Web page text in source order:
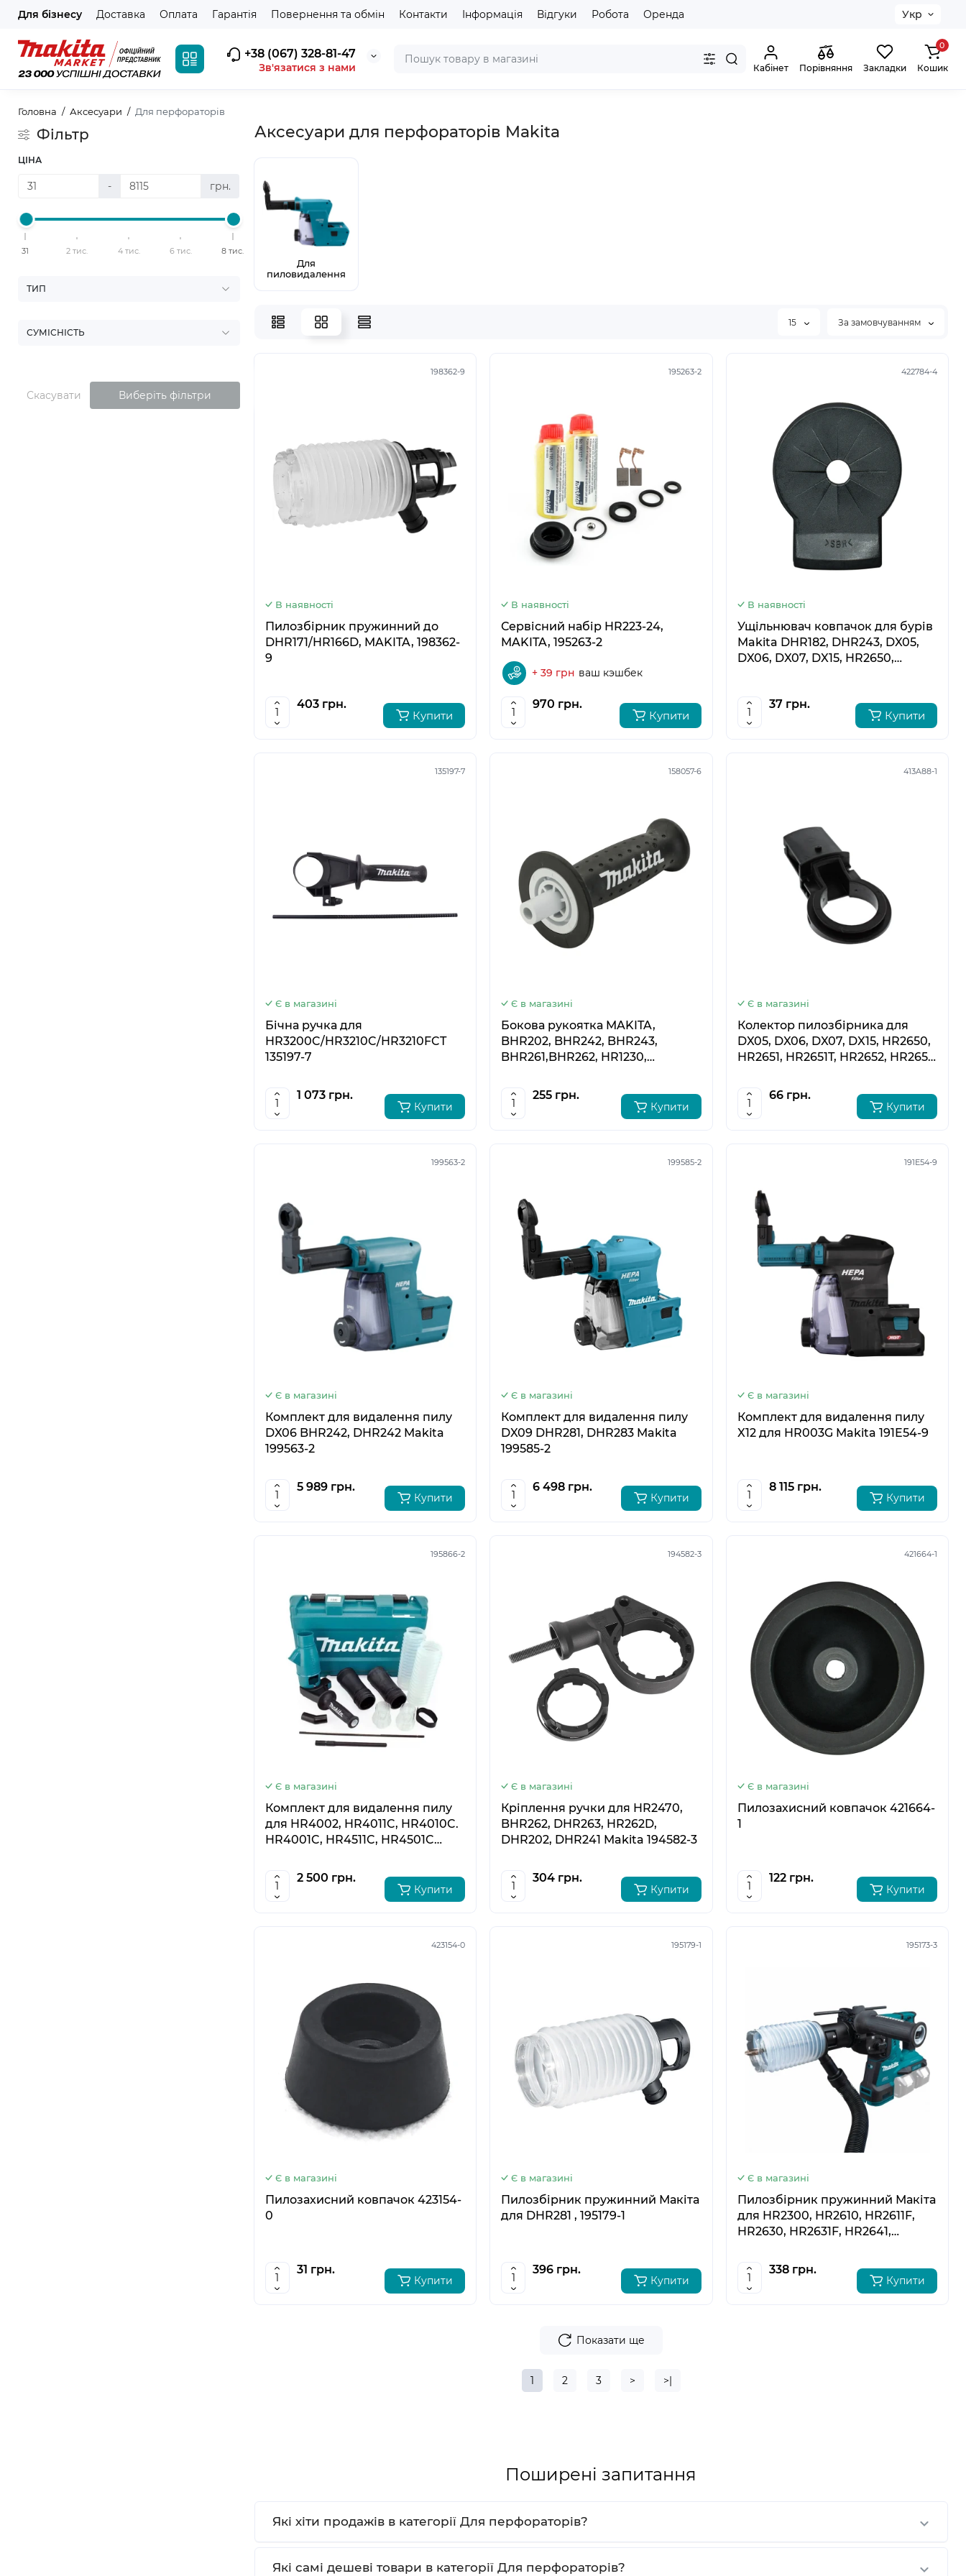
Для бізнесу Доставка Оплата Гарантія Повернення та обмін Контакти Інформація Відгуки Робота Оренда Укр
+38 (067) 328-81-47
Зв'язатися з нами Кабінет Порівняння Закладки
0
Кошик
Головна Аксесуари Для перфораторів
Фільтр
ЦІНА
- грн.
31 2 тис. 4 тис. 6 тис. 8 тис.
ТИП
СУМІСНІСТЬ
Скасувати Виберіть фільтри
Аксесуари для перфораторів Makita
Для
пиловидалення
15 За замовчуванням
198362-9
В наявності
Пилозбірник пружинний до
DHR171/HR166D, MAKITA, 198362-
9
403 грн.
Купити
195263-2
В наявності
Сервісний набір HR223-24,
MAKITA, 195263-2
+ 39 грн ваш кэшбек
970 грн.
Купити
422784-4
В наявності
Ущільнювач ковпачок для бурів
Makita DHR182, DHR243, DX05,
DX06, DX07, DX15, HR2650,
37 грн.
Купити
135197-7
Є в магазині
Бічна ручка для
HR3200C/HR3210C/HR3210FCT
135197-7
1 073 грн.
Купити
158057-6
Є в магазині
Бокова рукоятка MAKITA,
BHR202, BHR242, BHR243,
BHR261,BHR262, HR1230,
255 грн.
Купити
413A88-1
Є в магазині
Колектор пилозбірника для
DX05, DX06, DX07, DX15, HR2650,
HR2651, HR2651T, HR2652, HR2653,
66 грн.
Купити
199563-2
Є в магазині
Комплект для видалення пилу
DX06 BHR242, DHR242 Makita
199563-2
5 989 грн.
Купити
199585-2
Є в магазині
Комплект для видалення пилу
DX09 DHR281, DHR283 Makita
199585-2
6 498 грн.
Купити
191E54-9
Є в магазині
Комплект для видалення пилу
X12 для HR003G Makita 191E54-9
8 115 грн.
Купити
195866-2
Є в магазині
Комплект для видалення пилу
для HR4002, HR4011C, HR4010C.
HR4001C, HR4511C, HR4501C
2 500 грн.
Купити
194582-3
Є в магазині
Кріплення ручки для HR2470,
BHR262, DHR263, HR262D,
DHR202, DHR241 Makita 194582-3
304 грн.
Купити
421664-1
Є в магазині
Пилозахисний ковпачок 421664-
1
122 грн.
Купити
423154-0
Є в магазині
Пилозахисний ковпачок 423154-
0
31 грн.
Купити
195179-1
Є в магазині
Пилозбірник пружинний Макіта
для DHR281 , 195179-1
396 грн.
Купити
195173-3
Є в магазині
Пилозбірник пружинний Макіта
для HR2300, HR2610, HR2611F,
HR2630, HR2631F, HR2641,
HR2650, HR2651 , 195173-3
338 грн.
Купити
Показати ще
1 2 3 > >|
Поширені запитання
Які хіти продажів в категорії Для перфораторів?
Які самі дешеві товари в категорії Для перфораторів?